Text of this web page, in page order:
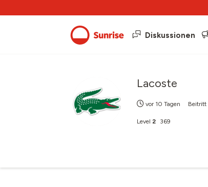
Diskussionen
Lacoste
vor 10 Tagen Beitritt
Level 2 369